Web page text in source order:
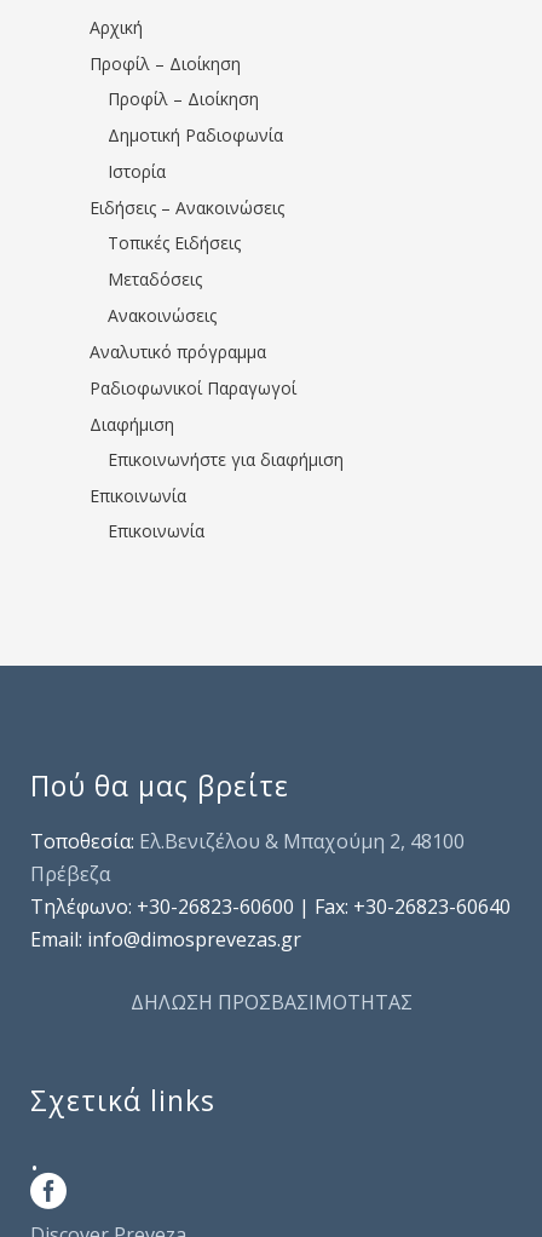
Αρχική
Προφίλ – Διοίκηση
Προφίλ – Διοίκηση
Δημοτική Ραδιοφωνία
Ιστορία
Ειδήσεις – Ανακοινώσεις
Τοπικές Ειδήσεις
Μεταδόσεις
Ανακοινώσεις
Αναλυτικό πρόγραμμα
Ραδιοφωνικοί Παραγωγοί
Διαφήμιση
Επικοινωνήστε για διαφήμιση
Επικοινωνία
Επικοινωνία
Πού θα μας βρείτε
Τοποθεσία: Ελ.Βενιζέλου & Μπαχούμη 2, 48100
Πρέβεζα
Τηλέφωνo: +30-26823-60600 | Fax: +30-26823-60640
Email: info@dimosprevezas.gr
ΔΗΛΩΣΗ ΠΡΟΣΒΑΣΙΜΟΤΗΤΑΣ
Σχετικά links
.